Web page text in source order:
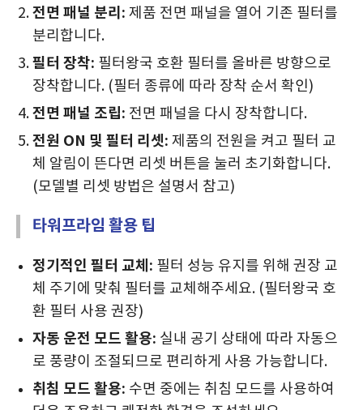
전면 패널 분리: 제품 전면 패널을 열어 기존 필터를
분리합니다.
필터 장착: 필터왕국 호환 필터를 올바른 방향으로
장착합니다. (필터 종류에 따라 장착 순서 확인)
전면 패널 조립: 전면 패널을 다시 장착합니다.
전원 ON 및 필터 리셋: 제품의 전원을 켜고 필터 교
체 알림이 뜬다면 리셋 버튼을 눌러 초기화합니다.
(모델별 리셋 방법은 설명서 참고)
타워프라임 활용 팁
정기적인 필터 교체: 필터 성능 유지를 위해 권장 교
체 주기에 맞춰 필터를 교체해주세요. (필터왕국 호
환 필터 사용 권장)
자동 운전 모드 활용: 실내 공기 상태에 따라 자동으
로 풍량이 조절되므로 편리하게 사용 가능합니다.
취침 모드 활용: 수면 중에는 취침 모드를 사용하여